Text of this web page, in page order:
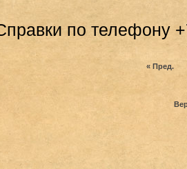
по телефону
« Пред.